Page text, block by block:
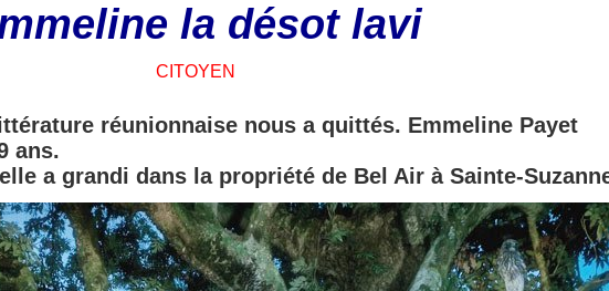
la désot lavi
CITOYEN
réunionnaise nous a quittés. Emmeline Payet
ans.
a grandi dans la propriété de Bel Air à Sainte-